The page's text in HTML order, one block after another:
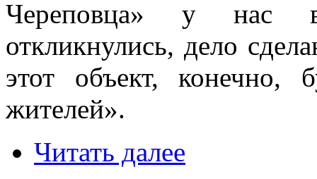
Череповца» у нас
откликнулись, дело
этот объект, конечно,
жителей».
Читать далее